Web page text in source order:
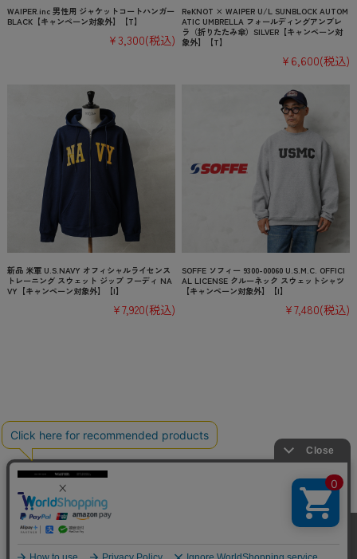
WAIPER.inc 男性用 ジャケットコートハンガー
BLACK【キャンペーン対象外】【T】
¥3,300(税込)
ReKNOT × WAIPER U/L SUNBLOCK AUTOM
ATIC UMBRELLA フォールディングアンブレ
ラ（折りたたみ傘）SILVER【キャンペーン対
象外】【T】
¥6,600(税込)
新品 米軍 U.S.NAVY オフィシャルライセンス
トレーニング スウェット ジップ フーディ NA
VY【キャンペーン対象外】【I】
¥7,920(税込)
SOFFE ソフィー 9300-00060 U.S.M.C. OFFICI
AL LICENSE クルーネック スウェットシャツ
【キャンペーン対象外】【I】
¥7,480(税込)